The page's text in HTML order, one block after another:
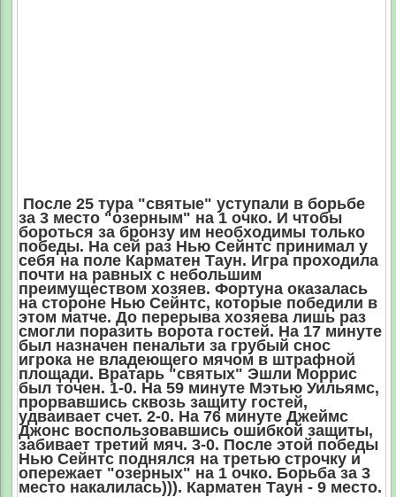
После 25 тура "святые" уступали в борьбе
за 3 место "озерным" на 1 очко. И чтобы
бороться за бронзу им необходимы только
победы. На сей раз Нью Сейнтс принимал у
себя на поле Карматен Таун. Игра проходила
почти на равных с небольшим
преимуществом хозяев. Фортуна оказалась
на стороне Нью Сейнтс, которые победили в
этом матче. До перерыва хозяева лишь раз
смогли поразить ворота гостей. На 17 минуте
был назначен пенальти за грубый снос
игрока не владеющего мячом в штрафной
площади. Вратарь "святых" Эшли Моррис
был точен. 1-0. На 59 минуте Мэтью Уильямс,
прорвавшись сквозь защиту гостей,
удваивает счет. 2-0. На 76 минуте Джеймс
Джонс воспользовавшись ошибкой защиты,
забивает третий мяч. 3-0. После этой победы
Нью Сейнтс поднялся на третью строчку и
опережает "озерных" на 1 очко. Борьба за 3
место накалилась))). Карматен Таун - 9 место.